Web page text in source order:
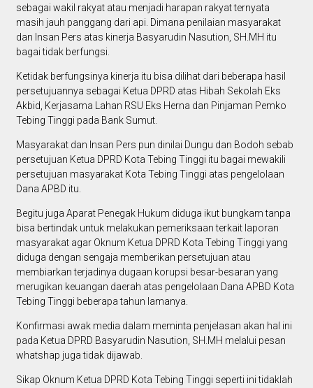
sebagai wakil rakyat atau menjadi harapan rakyat ternyata
masih jauh panggang dari api. Dimana penilaian masyarakat
dan Insan Pers atas kinerja Basyarudin Nasution, SH.MH itu
bagai tidak berfungsi.
Ketidak berfungsinya kinerja itu bisa dilihat dari beberapa hasil
persetujuannya sebagai Ketua DPRD atas Hibah Sekolah Eks
Akbid, Kerjasama Lahan RSU Eks Herna dan Pinjaman Pemko
Tebing Tinggi pada Bank Sumut.
Masyarakat dan Insan Pers pun dinilai Dungu dan Bodoh sebab
persetujuan Ketua DPRD Kota Tebing Tinggi itu bagai mewakili
persetujuan masyarakat Kota Tebing Tinggi atas pengelolaan
Dana APBD itu.
Begitu juga Aparat Penegak Hukum diduga ikut bungkam tanpa
bisa bertindak untuk melakukan pemeriksaan terkait laporan
masyarakat agar Oknum Ketua DPRD Kota Tebing Tinggi yang
diduga dengan sengaja memberikan persetujuan atau
membiarkan terjadinya dugaan korupsi besar-besaran yang
merugikan keuangan daerah atas pengelolaan Dana APBD Kota
Tebing Tinggi beberapa tahun lamanya.
Konfirmasi awak media dalam meminta penjelasan akan hal ini
pada Ketua DPRD Basyarudin Nasution, SH.MH melalui pesan
whatshap juga tidak dijawab.
Sikap Oknum Ketua DPRD Kota Tebing Tinggi seperti ini tidaklah